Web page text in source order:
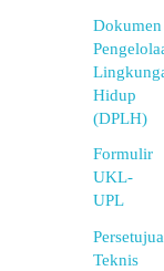
Dokumen
Hidup
(DPLH)
Formulir
UKL-
UPL
Teknis